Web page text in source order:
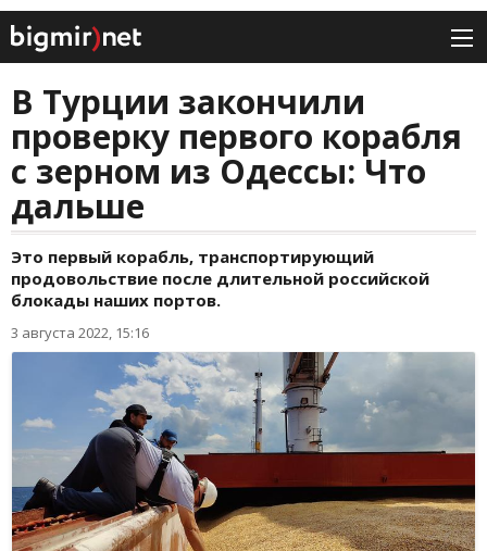
В Турции закончили
проверку первого корабля
с зерном из Одессы: Что
дальше
Это первый корабль, транспортирующий
продовольствие после длительной российской
блокады наших портов.
3 августа 2022, 15:16